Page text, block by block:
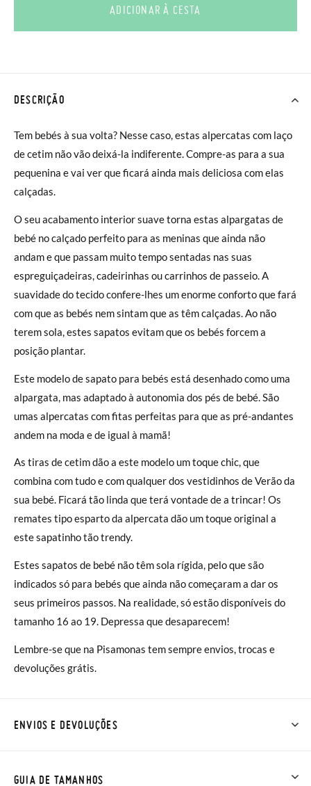
ADICIONAR À CESTA
DESCRIÇÃO
Tem bebés à sua volta? Nesse caso, estas alpercatas com laço
de cetim não vão deixá-la indiferente. Compre-as para a sua
pequenina e vai ver que ficará ainda mais deliciosa com elas
calçadas.
O seu acabamento interior suave torna estas alpargatas de
bebé no calçado perfeito para as meninas que ainda não
andam e que passam muito tempo sentadas nas suas
espreguiçadeiras, cadeirinhas ou carrinhos de passeio. A
suavidade do tecido confere-lhes um enorme conforto que fará
com que as bebés nem sintam que as têm calçadas. Ao não
terem sola, estes sapatos evitam que os bebés forcem a
posição plantar.
Este modelo de sapato para bebés está desenhado como uma
alpargata, mas adaptado à autonomia dos pés de bebé. São
umas alpercatas com fitas perfeitas para que as pré-andantes
andem na moda e de igual à mamã!
As tiras de cetim dão a este modelo um toque chic, que
combina com tudo e com qualquer dos vestidinhos de Verão da
sua bebé. Ficará tão linda que terá vontade de a trincar! Os
remates tipo esparto da alpercata dão um toque original a
este sapatinho tão trendy.
Estes sapatos de bebé não têm sola rígida, pelo que são
indicados só para bebés que ainda não começaram a dar os
seus primeiros passos. Na realidade, só estão disponíveis do
tamanho 16 ao 19. Depressa que desaparecem!
Lembre-se que na Pisamonas tem sempre envios, trocas e
devoluções grátis.
ENVIOS E DEVOLUÇÕES
30 € ou com entrega em loja, na modalidade de envio normal (
GUIA DE TAMANHOS